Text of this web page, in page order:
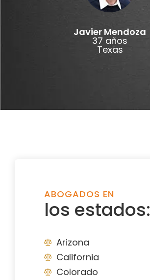
Javier Mendoza
37 años
Texas
ABOGADOS EN
los estados:
Arizona
California
Colorado